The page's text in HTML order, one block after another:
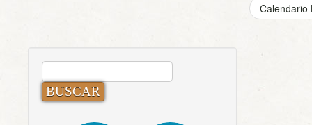
Calendario
BUSCAR: